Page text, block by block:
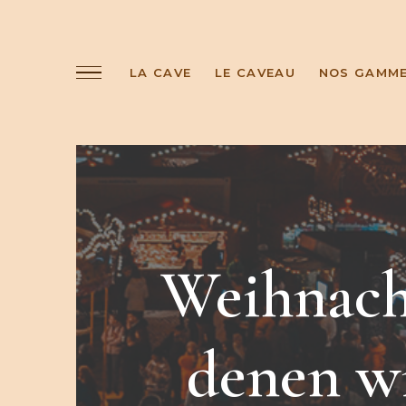
LA CAVE LE CAVEAU NOS
denen